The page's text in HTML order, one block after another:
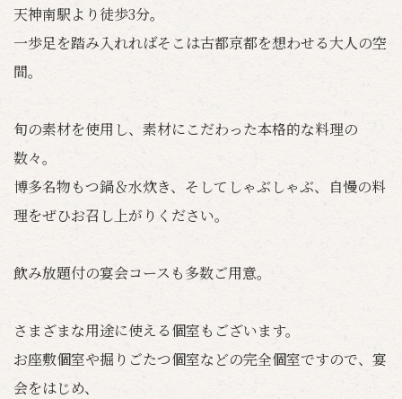
天神南駅より徒歩3分。
一歩足を踏み入れればそこは古都京都を想わせる大人の空
間。
旬の素材を使用し、素材にこだわった本格的な料理の
数々。
博多名物もつ鍋＆水炊き、そしてしゃぶしゃぶ、自慢の料
理をぜひお召し上がりください。
飲み放題付の宴会コースも多数ご用意。
さまざまな用途に使える個室もございます。
お座敷個室や掘りごたつ個室などの完全個室ですので、宴
会をはじめ、